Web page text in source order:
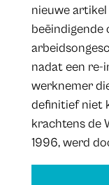
nieuwe
beëindigende
nadat een
werknemer
definitief niet
krachtens de
1996, werd